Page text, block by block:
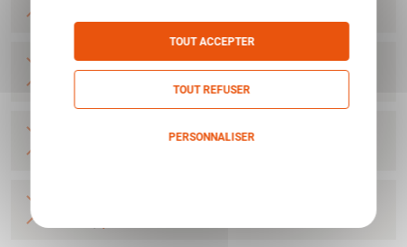
CHARGEUR 22LR 10COUPS SR22 AVEC
RUGER
CHARGEUR 22LR 10CPS 22/45 MARKIII LITE
TOUT ACCEPTER
TOUT REFUSER
PERSONNALISER